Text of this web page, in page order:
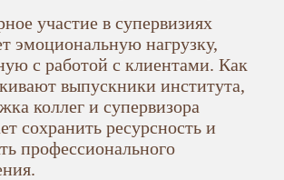
участие в супервизиях
эмоциональную нагрузку,
с работой с клиентами. Как
выпускники института,
коллег и супервизора
сохранить ресурсность и
профессионального